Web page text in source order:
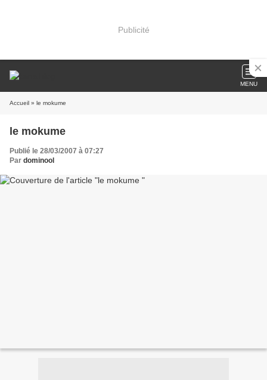
Publicité
MENU
Accueil » le mokume
le mokume
Publié le 28/03/2007 à 07:27
Par dominool